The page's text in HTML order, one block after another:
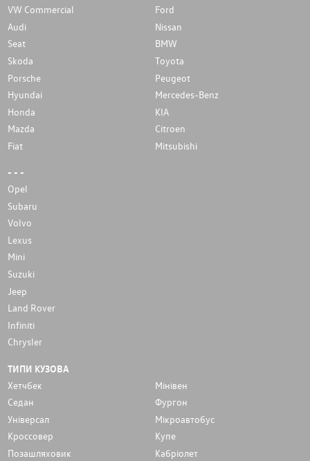
VW Commercial
Ford
Audi
Nissan
Seat
BMW
Skoda
Toyota
Porsche
Peugeot
Hyundai
Mercedes-Benz
Honda
KIA
Mazda
Citroen
Fiat
Mitsubishi
- - -
Opel
Subaru
Volvo
Lexus
Mini
Suzuki
Jeep
Land Rover
Infiniti
Chrysler
ТИПИ КУЗОВА
Хетчбек
Мінівен
Седан
Фургон
Унiверсал
Мікроавтобус
Кроссовер
Купе
Позашляховик
Кабріолет